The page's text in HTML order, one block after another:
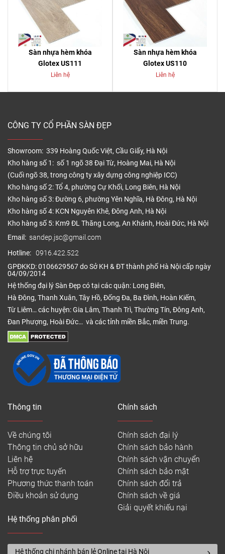
Sàn nhựa hèm khóa
Glotex US111
Liên hệ
Sàn nhựa hèm khóa
Glotex US110
Liên hệ
CÔNG TY CỔ PHẦN SÀN ĐẸP
Showroom: 339 Hoàng Quốc Việt, Cầu Giấy, Hà Nội
Kho hàng số 1: số 1 ngõ 38 Đại Từ, Hoàng Mai, Hà Nội
(Cuối ngõ 38, trong công ty xây dựng công nghiệp ICC)
Kho hàng số 2: Tổ 4, phường Cự Khối, Long Biên, Hà Nội
Kho hàng số 3: Đường 6, phường Yên Nghĩa, Hà Đông, Hà Nội
Kho hàng số 4: KCN Nguyên Khê, Đông Anh, Hà Nội
Kho hàng số 5: Km9 ĐL Thăng Long, An Khánh, Hoài Đức, Hà Nội
Email: sandep.jsc@gmail.com
Hotline: 0916.422.522
GPĐKKD: 0106629567 do Sở KH & ĐT thành phố Hà Nội cấp ngày
04/09/2014
Hệ thống đại lý Sàn Đẹp có tại các quận: Long Biên,
Hà Đông, Thanh Xuân, Tây Hồ, Đống Đa, Ba Đình, Hoàn Kiếm,
Từ Liêm… các huyện: Gia Lâm, Thanh Trì, Thường Tín, Đông Anh,
Đan Phượng, Hoài Đức… và các tỉnh miền Bắc, miền Trung.
Thông tin
Về chúng tôi
Thông tin chủ sở hữu
Liên hệ
Hỗ trợ trực tuyến
Phương thức thanh toán
Điều khoản sử dụng
Chính sách
Chính sách đại lý
Chính sách bảo hành
Chính sách vận chuyển
Chính sách bảo mật
Chính sách đổi trả
Chính sách về giá
Giải quyết khiếu nại
Hệ thống phân phối
Hệ thống chi nhánh bán lẻ Online tại Hà Nội